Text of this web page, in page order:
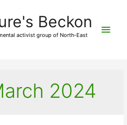
Beckon
activist group of North-East
Main
2024